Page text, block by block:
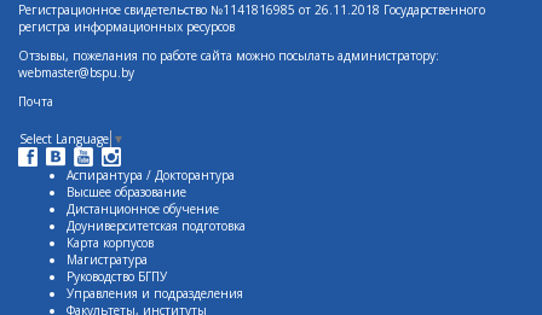
Регистрационное свидетельство №1141816985 от 26.11.2018 Государственного
регистра информационных ресурсов
Отзывы, пожелания по работе сайта можно посылать администратору:
webmaster@bspu.by
Почта
Select Language ▼
Аспирантура / Докторантура
Высшее образование
Дистанционное обучение
Доуниверситетская подготовка
Карта корпусов
Магистратура
Руководство БГПУ
Управления и подразделения
Факультеты, институты